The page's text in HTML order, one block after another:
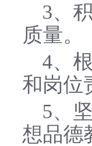
3、
质量。
4、
和岗位
5、
想品德